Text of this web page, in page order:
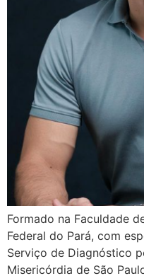
Formado na Faculdade
Federal do Pará, com
Serviço de Diagnóstico
Misericórdia de São